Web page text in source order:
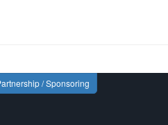
/ Sponsoring